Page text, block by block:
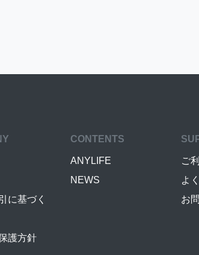
に基づく
護方針
CONTENTS
ANYLIFE
NEWS
ご
よ
お